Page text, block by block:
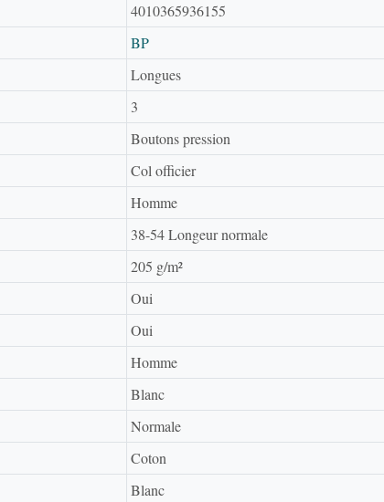
4010365936155
BP
Longues
3
Boutons pression
Col officier
Homme
38-54 Longeur normale
205 g/m²
Oui
Oui
Homme
Blanc
Normale
Coton
Blanc